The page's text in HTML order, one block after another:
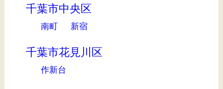
千葉市中央区
南町 新宿
千葉市花見川区
作新台